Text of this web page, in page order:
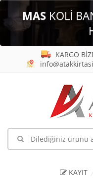
MAS KOLİ
KARGO
KAYIT